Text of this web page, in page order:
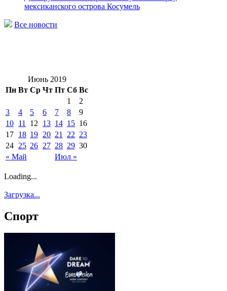
мексиканского острова Косумель
Все новости
Июнь 2019
Пн Вт Ср Чт Пт Сб Вс
« Май Июл »
1
2
3
4 5 6 7 8
9
10 11 12 13 14 15 16
17 18 19 20 21 22 23
24 25 26 27 28 29 30
Loading...
Загрузка...
Спорт